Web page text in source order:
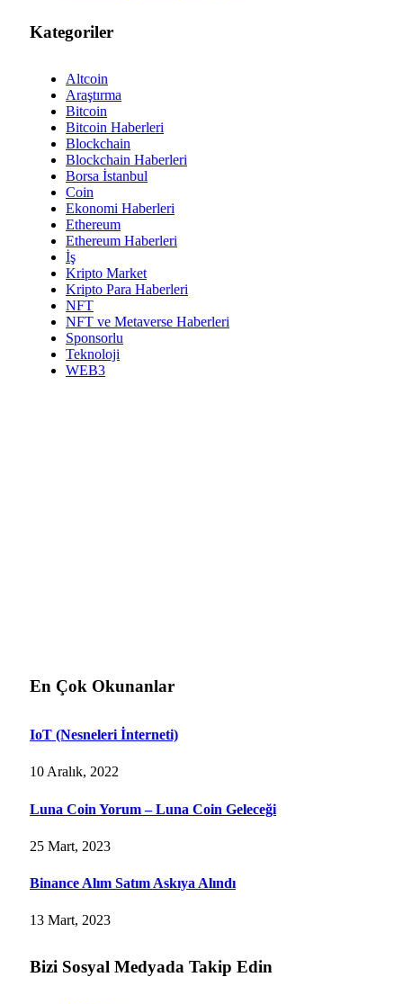
Kategoriler
Altcoin
Araştırma
Bitcoin
Bitcoin Haberleri
Blockchain
Blockchain Haberleri
Borsa İstanbul
Coin
Ekonomi Haberleri
Ethereum
Ethereum Haberleri
İş
Kripto Market
Kripto Para Haberleri
NFT
NFT ve Metaverse Haberleri
Sponsorlu
Teknoloji
WEB3
En Çok Okunanlar
IoT (Nesneleri İnterneti)
10 Aralık, 2022
Luna Coin Yorum – Luna Coin Geleceği
25 Mart, 2023
Binance Alım Satım Askıya Alındı
13 Mart, 2023
Bizi Sosyal Medyada Takip Edin